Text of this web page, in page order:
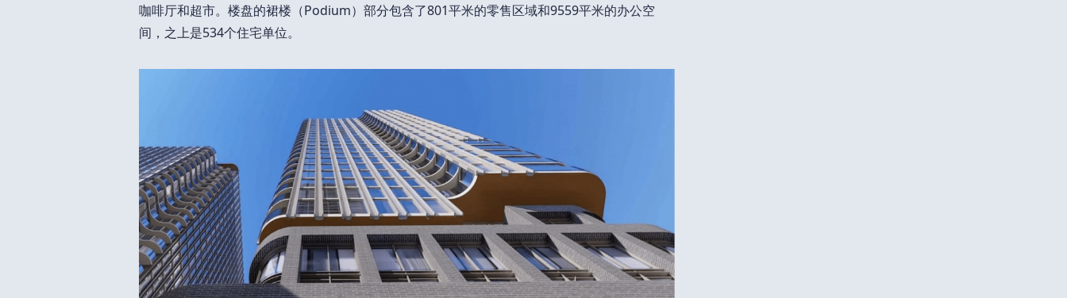
咖啡厅和超市。楼盘的裙楼（Podium）部分包含了801平米的零售区域和9559平米的办公空
间，之上是534个住宅单位。